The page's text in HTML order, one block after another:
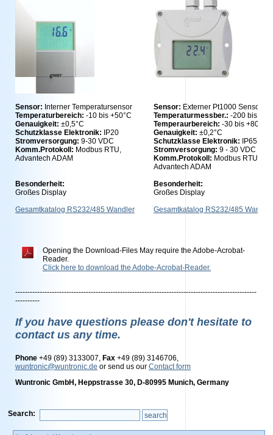
Sensor: Interner Temperatursensor
Temperaturbereich: -10 bis +50°C
Genauigkeit: ±0,5°C
Schutzklasse Elektronik:
IP20
Stromversorgung: 9-30 VDC
Komm.Protokoll: Modbus RTU,
Advantech ADAM
Besonderheit:
Großes Display
Sensor: Externer Pt1000 Sensor
Temperaturmessber.: -200 bis
Temperaurbereich: -30 bis +80°C
Genauigkeit: ±0,2°C
Schutzklasse Elektronik:
IP65
Stromversorgung: 9 - 30 VDC
Komm.Protokoll: Modbus RTU,
Advantech ADAM
Besonderheit:
Großes Display
Gesamtkatalog RS232/485 Wandler
Gesamtkatalog RS232/485 Wandler
Opening the Download-Files May require the Adobe-Acrobat-
Reader.
Click here to download the Adobe-Acrobat-Reader.
---------------------------------------------------------------------------------------------------
----------
If you have questions please don't hesitate to
contact us any time.
Phone +49 (89) 3133007, Fax +49 (89) 3146706,
wuntronic@wuntronic.de or send us our Contact form
Wuntronic GmbH, Heppstrasse 30, D-80995 Munich, Germany
Search:
navigation